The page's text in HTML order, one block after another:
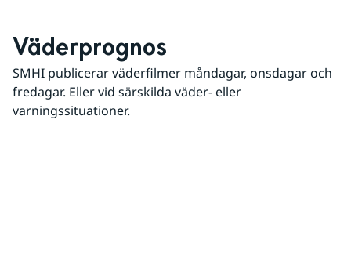
Väderprognos
SMHI publicerar väderfilmer måndagar, onsdagar och
fredagar. Eller vid särskilda väder- eller
varningssituationer.